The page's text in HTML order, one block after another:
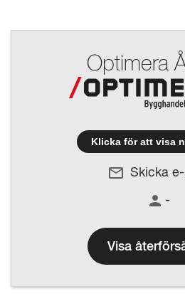
Optimera
Klicka för att visa
Skicka
-
Visa